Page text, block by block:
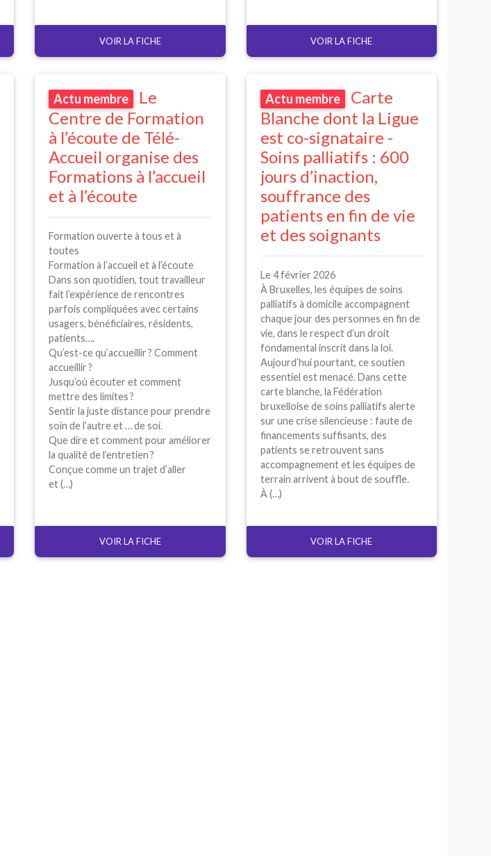
VOIR LA FICHE VOIR LA FICHE
Actu membre
Le
Centre de Formation
à l’écoute de Télé-
Accueil organise des
Formations à l’accueil
et à l’écoute
Formation ouverte à tous et à
toutes
Formation à l’accueil et à l’écoute
Dans son quotidien, tout travailleur
fait l’expérience de rencontres
parfois compliquées avec certains
usagers, bénéficiaires, résidents,
patients….
Qu’est-ce qu’accueillir? Comment
accueillir?
Jusqu’où écouter et comment
mettre des limites?
Sentir la juste distance pour prendre
soin de l’autre et … de soi.
Que dire et comment pour améliorer
la qualité de l’entretien?
Conçue comme un trajet d’aller
et (…)
VOIR LA FICHE
Actu membre
Carte
Blanche dont la Ligue
est co-signataire -
Soins palliatifs : 600
jours d’inaction,
souffrance des
patients en fin de vie
et des soignants
Le 4 février 2026
À Bruxelles, les équipes de soins
palliatifs à domicile accompagnent
chaque jour des personnes en fin de
vie, dans le respect d’un droit
fondamental inscrit dans la loi.
Aujourd’hui pourtant, ce soutien
essentiel est menacé. Dans cette
carte blanche, la Fédération
bruxelloise de soins palliatifs alerte
sur une crise silencieuse : faute de
financements suffisants, des
patients se retrouvent sans
accompagnement et les équipes de
terrain arrivent à bout de souffle.
À (…)
VOIR LA FICHE